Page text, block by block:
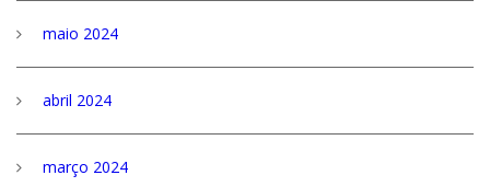
maio 2024
abril 2024
março 2024